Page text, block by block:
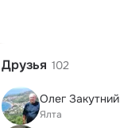
Друзья 102
Олег Закутний
Ялта